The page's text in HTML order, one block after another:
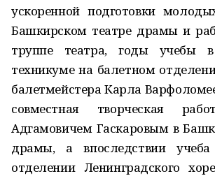
ускоренной подготовки
Башкирском театре драмы и
труппе театра, годы учебы в
техникуме на балетном
балетмейстера Карла
совместная творческая
Адгамовичем Гаскаровым в
драмы, а впоследствии
отделении Ленинградского